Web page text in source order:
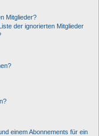
Mitglieder?
der ignorierten Mitglieder
einem Abonnements für ein